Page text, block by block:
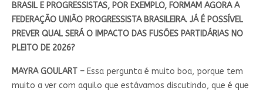
BRASIL E PROGRESSISTAS, POR EXEMPLO, FORMAM AGORA A
FEDERAÇÃO UNIÃO PROGRESSISTA BRASILEIRA. JÁ É POSSÍVEL
PREVER QUAL SERÁ O IMPACTO DAS FUSÕES PARTIDÁRIAS NO
PLEITO DE 2026?
MAYRA GOULART –Essa pergunta é muito boa, porque tem
muito a ver com aquilo que estávamos discutindo, que é que